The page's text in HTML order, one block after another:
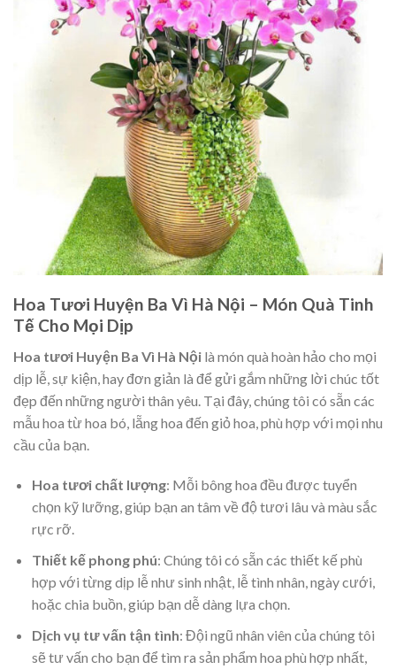
Hoa Tươi Huyện Ba Vì Hà Nội – Món Quà Tinh
Tế Cho Mọi Dịp
Hoa tươi Huyện Ba Vì Hà Nội là món quà hoàn hảo cho mọi
dịp lễ, sự kiện, hay đơn giản là để gửi gắm những lời chúc tốt
đẹp đến những người thân yêu. Tại đây, chúng tôi có sẵn các
mẫu hoa từ hoa bó, lẵng hoa đến giỏ hoa, phù hợp với mọi nhu
cầu của bạn.
Hoa tươi chất lượng: Mỗi bông hoa đều được tuyển
chọn kỹ lưỡng, giúp bạn an tâm về độ tươi lâu và màu sắc
rực rỡ.
Thiết kế phong phú: Chúng tôi có sẵn các thiết kế phù
hợp với từng dịp lễ như sinh nhật, lễ tình nhân, ngày cưới,
hoặc chia buồn, giúp bạn dễ dàng lựa chọn.
Dịch vụ tư vấn tận tình: Đội ngũ nhân viên của chúng tôi
sẽ tư vấn cho bạn để tìm ra sản phẩm hoa phù hợp nhất,